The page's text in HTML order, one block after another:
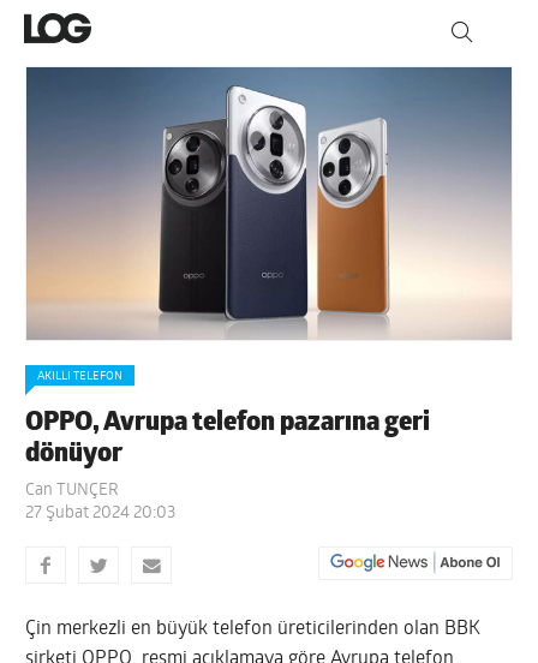
AKILLI TELEFON
OPPO, Avrupa telefon pazarına geri
dönüyor
Can TUNÇER
27 Şubat 2024 20:03
Çin merkezli en büyük telefon üreticilerinden olan BBK